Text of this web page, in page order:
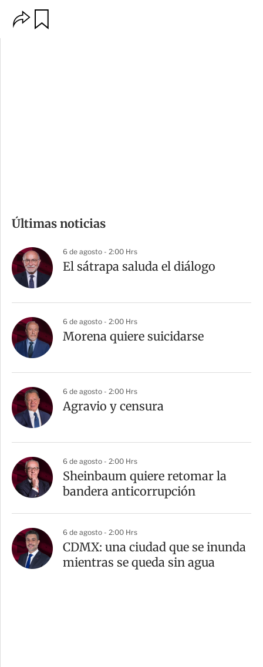
p
p
a
r
t
Últimas noticias
6 de agosto - 2:00 Hrs
El sátrapa saluda el diálogo
6 de agosto - 2:00 Hrs
Morena quiere suicidarse
6 de agosto - 2:00 Hrs
Agravio y censura
6 de agosto - 2:00 Hrs
Sheinbaum quiere retomar la
bandera anticorrupción
6 de agosto - 2:00 Hrs
CDMX: una ciudad que se inunda
mientras se queda sin agua